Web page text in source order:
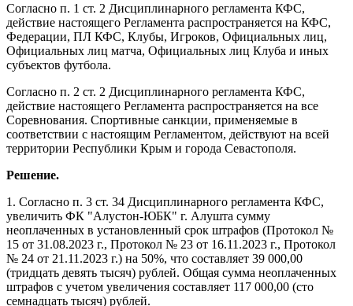
Согласно п. 1 ст. 2 Дисциплинарного регламента КФС,
действие настоящего Регламента распространяется на КФС,
Федерации, ПЛ КФС, Клубы, Игроков, Официальных лиц,
Официальных лиц матча, Официальных лиц Клуба и иных
субъектов футбола.
Согласно п. 2 ст. 2 Дисциплинарного регламента КФС,
действие настоящего Регламента распространяется на все
Соревнования. Спортивные санкции, применяемые в
соответствии с настоящим Регламентом, действуют на всей
территории Республики Крым и города Севастополя.
Решение.
1. Согласно п. 3 ст. 34 Дисциплинарного регламента КФС,
увеличить ФК "Алустон-ЮБК" г. Алушта сумму
неоплаченных в установленный срок штрафов (Протокол №
15 от 31.08.2023 г., Протокол № 23 от 16.11.2023 г., Протокол
№ 24 от 21.11.2023 г.) на 50%, что составляет 39 000,00
(тридцать девять тысяч) рублей. Общая сумма неоплаченных
штрафов с учетом увеличения составляет 117 000,00 (сто
семнадцать тысяч) рублей.